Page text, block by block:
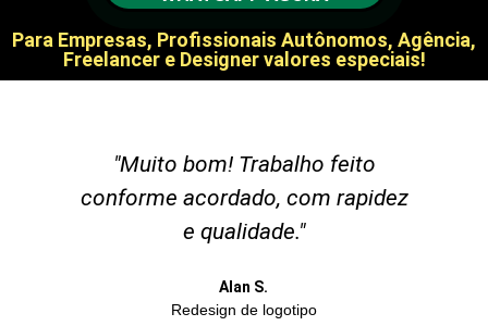
Para Empresas, Profissionais Autônomos, Agência,
Freelancer e Designer valores especiais!
"Muito bom! Trabalho feito
conforme acordado, com rapidez
e qualidade."
Alan S.
Redesign de logotipo